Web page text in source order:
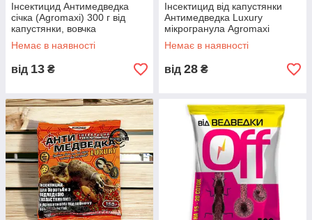
Інсектицид Антимедведка
січка (Agromaxi) 300 г від
капустянки, вовчка
Немає в наявності
від 13 ₴
Інсектицид від капустянки
Антимедведка Luxury
мікрогранула Agromaxi
(Агромаксі), 300 мл
Немає в наявності
від 28 ₴